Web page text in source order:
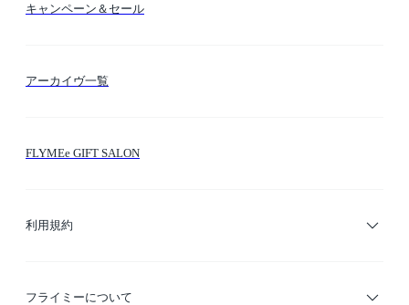
キャンペーン＆セール
アーカイヴ一覧
FLYMEe GIFT SALON
利用規約
利用規約
フライミーについて